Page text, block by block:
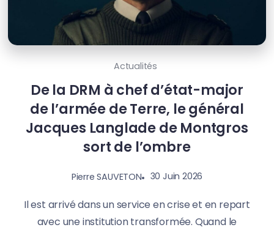
Actualités
De la DRM à chef d’état-major
de l’armée de Terre, le général
Jacques Langlade de Montgros
sort de l’ombre
Pierre SAUVETON 30 Juin 2026
Il est arrivé dans un service en crise et en repart
avec une institution transformée. Quand le